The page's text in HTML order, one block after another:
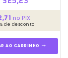
no PIX
de desconto
AO CARRINHO